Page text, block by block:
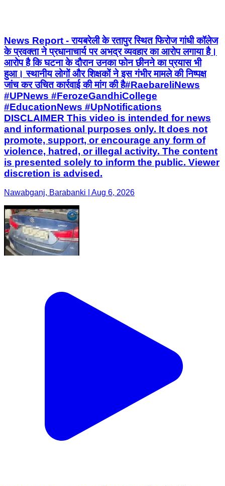
News Report - रायबरेली के रतापुर स्थित फिरोज गांधी कॉलेज
के प्रवक्ता ने प्रधानाचार्य पर अभद्र व्यवहार का आरोप लगाया है।
आरोप है कि घटना के दौरान उनका फोन छीनने का प्रयास भी
हुआ। स्थानीय लोगों और शिक्षकों ने इस गंभीर मामले की निष्पक्ष
जांच कर उचित कार्रवाई की मांग की है ​#RaebareliNews
#UPNews #FerozeGandhiCollege
#EducationNews #UpNotifications
DISCLAIMER This video is intended for news
and informational purposes only. It does not
promote, support, or encourage any form of
violence, hatred, or illegal activity. The content
is presented solely to inform the public. Viewer
discretion is advised.
Nawabganj, Barabanki | Aug 6, 2026